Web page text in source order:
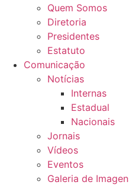
Quem Somos
Diretoria
Presidentes
Estatuto
Comunicação
Notícias
Internas
Estadual
Nacionais
Jornais
Vídeos
Eventos
Galeria de